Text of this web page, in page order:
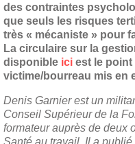
des contraintes
que seuls les risques
très « mécaniste » pour
La circulaire sur la
disponible ici est le point
victime/bourreau mis en
Denis Garnier est un
Conseil Supérieur de la
formateur auprès de deux
Santé au travail. Il a